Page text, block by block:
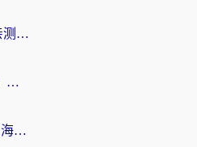
穿梭和快喵好用吗？海外党亲测：小众加速器对比+番茄加速器深度体验
云极和Unblock Youku好用吗？海外党亲测+2026回国加速器避坑指南
ChickCN和海外回国好用吗？海外党2026亲测：从手游到影音，选对加速器的3个关键